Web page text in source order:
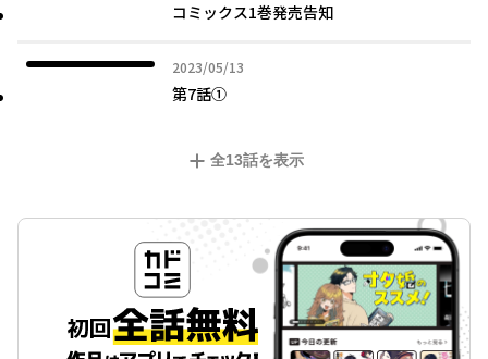
コミックス1巻発売告知
2023/05/13
2023年05月13日
第7話①
全13話を表示